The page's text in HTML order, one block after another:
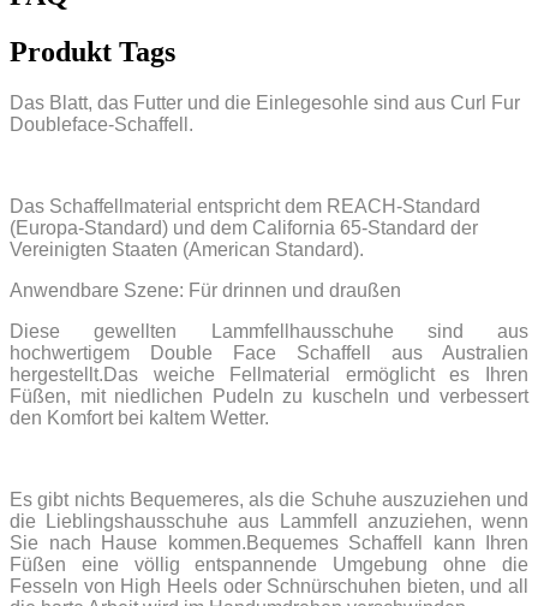
Produkt Tags
Das Blatt, das Futter und die Einlegesohle sind aus Curl Fur
Doubleface-Schaffell.
Das Schaffellmaterial entspricht dem REACH-Standard
(Europa-Standard) und dem California 65-Standard der
Vereinigten Staaten (American Standard).
Anwendbare Szene: Für drinnen und draußen
Diese gewellten Lammfellhausschuhe sind aus
hochwertigem Double Face Schaffell aus Australien
hergestellt.Das weiche Fellmaterial ermöglicht es Ihren
Füßen, mit niedlichen Pudeln zu kuscheln und verbessert
den Komfort bei kaltem Wetter.
Es gibt nichts Bequemeres, als die Schuhe auszuziehen und
die Lieblingshausschuhe aus Lammfell anzuziehen, wenn
Sie nach Hause kommen.Bequemes Schaffell kann Ihren
Füßen eine völlig entspannende Umgebung ohne die
Fesseln von High Heels oder Schnürschuhen bieten, und all